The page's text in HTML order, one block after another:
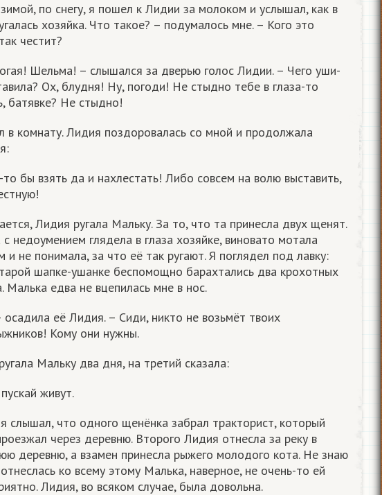
по снегу, я пошел к Лидии за молоком и услышал, как в
хозяйка. Что такое? – подумалось мне. – Кого это
честит?
Шельма! – слышался за дверью голос Лидии. – Чего уши-
Ох, блудня! Ну, погоди! Не стыдно тебе в глаза-то
батявке? Не стыдно!
в комнату. Лидия поздоровалась со мной и продолжала
то бы взять да и нахлестать! Либо совсем на волю выставить,
Лидия ругала Мальку. За то, что та принесла двух щенят.
недоумением глядела в глаза хозяйке, виновато мотала
и не понимала, за что её так ругают. Я поглядел под лавку:
шапке-ушанке беспомощно барахтались два крохотных
Малька едва не вцепилась мне в нос.
её Лидия. – Сиди, никто не возьмёт твоих
Кому они нужны.
Мальку два дня, на третий сказала:
живут.
слышал, что одного щенёнка забрал тракторист, который
через деревню. Второго Лидия отнесла за реку в
деревню, а взамен принесла рыжего молодого кота. Не знаю
ко всему этому Малька, наверное, не очень-то ей
Лидия, во всяком случае, была довольна.